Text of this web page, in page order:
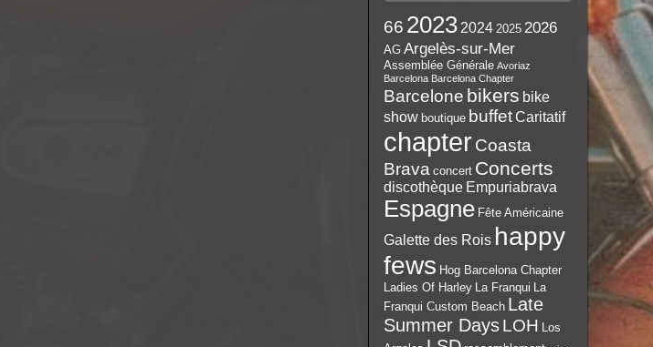
66 2023 2024 2025 2026
AG Argelès-sur-Mer
Assemblée Générale Avoriaz
Barcelona Barcelona Chapter
Barcelone bikers bike
show boutique buffetCaritatif
chapterCoasta
Brava concert Concerts
discothèque Empuriabrava
Espagne Fête Américaine
Galette des Rois happy
fews Hog Barcelona Chapter
Ladies Of Harley La Franqui La
Franqui Custom Beach Late
Summer DaysLOH Los